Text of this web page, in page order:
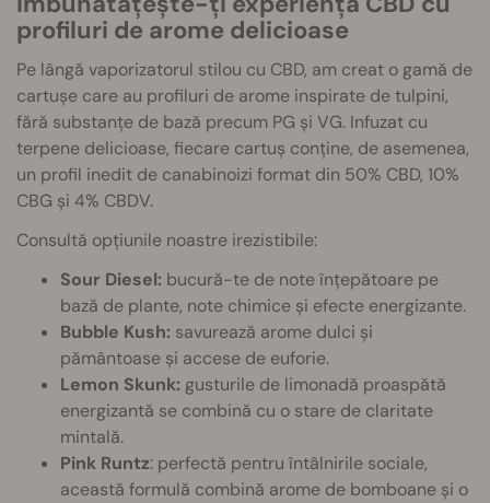
profiluri de arome delicioase
Pe lângă vaporizatorul stilou cu CBD, am creat o gamă de
cartușe care au profiluri de arome inspirate de tulpini,
fără substanțe de bază precum PG și VG. Infuzat cu
terpene delicioase, fiecare cartuş conţine, de asemenea,
un profil inedit de canabinoizi format din 50% CBD, 10%
CBG şi 4% CBDV.
Consultă opțiunile noastre irezistibile:
Sour Diesel: bucură-te de note înțepătoare pe
bază de plante, note chimice și efecte energizante.
Bubble Kush: savurează arome dulci și
pământoase și accese de euforie.
Lemon Skunk: gusturile de limonadă proaspătă
energizantă se combină cu o stare de claritate
mintală.
Pink Runtz: perfectă pentru întâlnirile sociale,
această formulă combină arome de bomboane și o